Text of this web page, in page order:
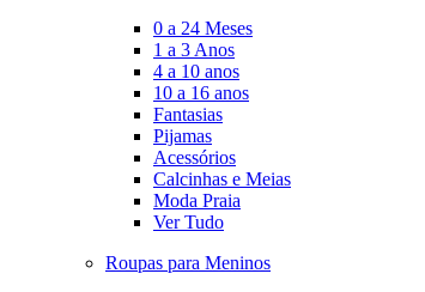
0 a 24 Meses
1 a 3 Anos
4 a 10 anos
10 a 16 anos
Fantasias
Pijamas
Acessórios
Calcinhas e Meias
Moda Praia
Ver Tudo
Roupas para Meninos